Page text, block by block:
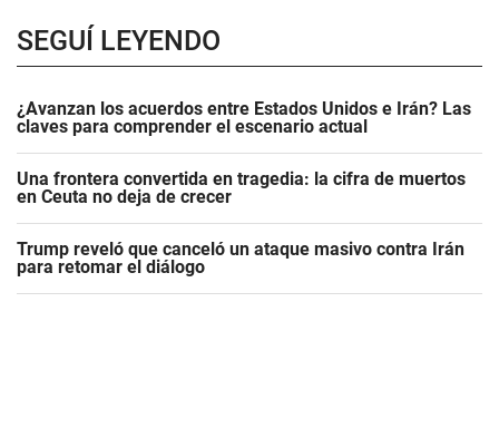
SEGUÍ LEYENDO
¿Avanzan los acuerdos entre Estados Unidos e Irán? Las
claves para comprender el escenario actual
Una frontera convertida en tragedia: la cifra de muertos
en Ceuta no deja de crecer
Trump reveló que canceló un ataque masivo contra Irán
para retomar el diálogo